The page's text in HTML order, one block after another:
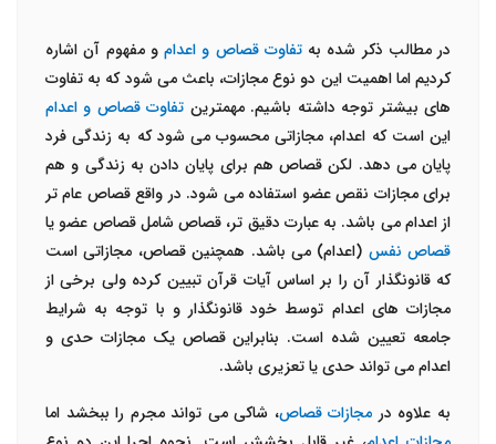
در مطالب ذکر شده بهتفاوت قصاص و اعدام و مفهوم آن اشاره
کردیم اما اهمیت این دو نوع مجازات، باعث می شود که به تفاوت
های بیشتر توجه داشته باشیم. مهمترین تفاوت قصاص و اعدام
این است که اعدام، مجازاتی محسوب می شود که به زندگی فرد
پایان می دهد. لکن قصاص هم برای پایان دادن به زندگی و هم
برای مجازات نقص عضو استفاده می شود. در واقع قصاص عام تر
از اعدام می باشد. به عبارت دقیق تر، قصاص شامل قصاص عضو یا
قصاص نفس (اعدام) می باشد. همچنین قصاص، مجازاتی است
که قانونگذار آن را بر اساس آیات قرآن تبیین کرده ولی برخی از
مجازات های اعدام توسط خود قانونگذار و با توجه به شرایط
جامعه تعیین شده است. بنابراین قصاص یک مجازات حدی و
اعدام می تواند حدی یا تعزیری باشد.
به علاوه در مجازات قصاص، شاکی می تواند مجرم را ببخشد اما